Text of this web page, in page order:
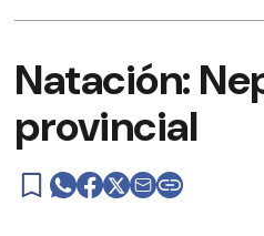
Natación:
provincial